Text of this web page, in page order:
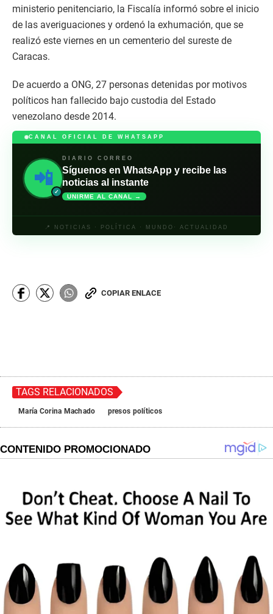
ministerio penitenciario, la Fiscalía informó sobre el inicio
de las averiguaciones y ordenó la exhumación, que se
realizó este viernes en un cementerio del sureste de
Caracas.
De acuerdo a ONG, 27 personas detenidas por motivos
políticos han fallecido bajo custodia del Estado
venezolano desde 2014.
CANAL OFICIAL DE WHATSAPP
📲
✓
DIARIO CORREO
Síguenos en WhatsApp y recibe las
noticias al instante
UNIRME AL CANAL →
📍 NOTICIAS · POLÍTICA · MUNDO· ACTUALIDAD
COPIAR ENLACE
TAGS RELACIONADOS
María Corina Machado presos políticos